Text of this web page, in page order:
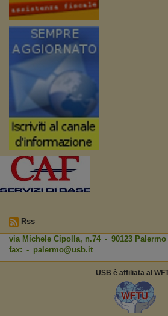
Rss
via Michele Cipolla, n.74 - 90123
fax: - palermo@usb.it
USB è affiliata al